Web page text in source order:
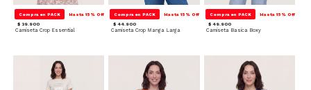
Compra en PACK Hasta 15% Off
$ 39.900
Camiseta Crop Essential
Compra en PACK Hasta 15% Off
$ 44.900
Camiseta Crop Manga Larga
Compra en PACK Hasta 15% Off
$ 49.900
Camiseta Basica Boxy